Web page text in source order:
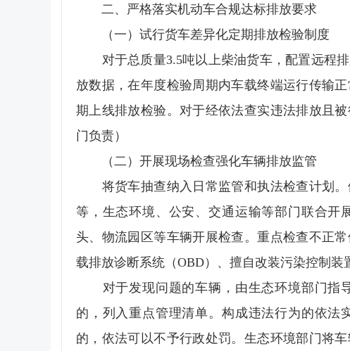
二、严格落实机动车合规达标排放要求
（一）试行货车差异化定期排放检验制度
对于总质量3.5吨以上柴油货车，配置远程排
放数据，在年度检验周期内车载终端运行传输
期上线排放检验。对于经依法查实违法排放且
门负责）
（二）开展现场检查强化车辆排放监管
将货车抽查纳入日常监管和执法检查计划。
等，生态环境、公安、交通运输等部门联合开
头、物流园区等车辆开展检查。重点检查不正
载排放诊断系统（OBD）、擅自改装污染控制装
对于发现问题的车辆，由生态环境部门指
的，列入重点管理清单。构成违法行为的依法
的，依法可以不予行政处罚。生态环境部门将